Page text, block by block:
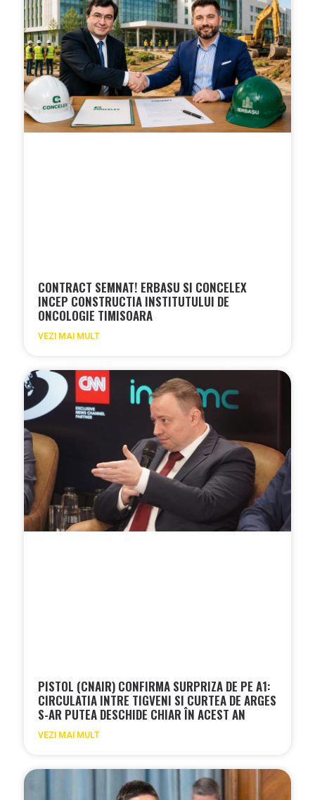
CONTRACT SEMNAT! ERBASU SI CONCELEX
INCEP CONSTRUCTIA INSTITUTULUI DE
ONCOLOGIE TIMISOARA
VEZI MAI MULT
PISTOL (CNAIR) CONFIRMA SURPRIZA DE PE A1:
CIRCULATIA INTRE TIGVENI SI CURTEA DE ARGES
S-AR PUTEA DESCHIDE CHIAR ÎN ACEST AN
VEZI MAI MULT